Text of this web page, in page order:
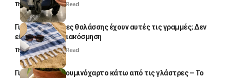
Thali Ombre4 Min Read
Γιατί οι πετσέτες θαλάσσης έχουν αυτές τις γραμμές; Δεν
είναι μόνο για διακόσμηση
Thali Ombre5 Min Read
Γιατί βάζουν αλουμινόχαρτο κάτω από τις γλάστρες – Το